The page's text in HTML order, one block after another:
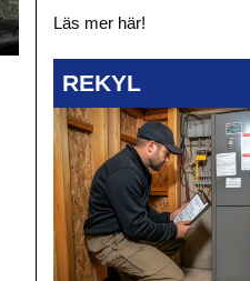
Läs mer här!
REKYL